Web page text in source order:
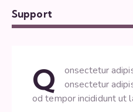
Support
Q
onsectetur
onsectetur
od tempor incididunt ut